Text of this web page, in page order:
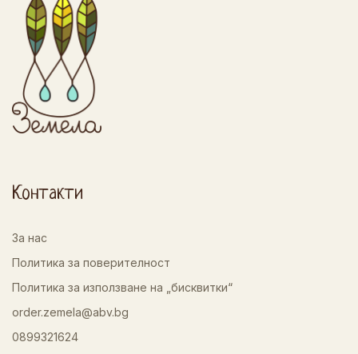
Контакти
За нас
Политика за поверителност
Политика за използване на „бисквитки“
order.zemela@abv.bg
0899321624